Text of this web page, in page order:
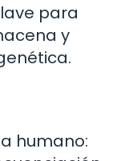
para
y
humano: